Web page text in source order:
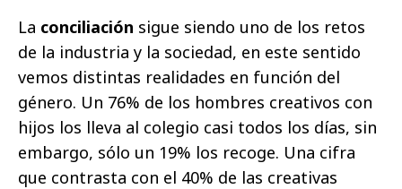
La conciliación sigue siendo uno de los retos
de la industria y la sociedad, en este sentido
vemos distintas realidades en función del
género. Un 76% de los hombres creativos con
hijos los lleva al colegio casi todos los días, sin
embargo, sólo un 19% los recoge. Una cifra
que contrasta con el 40% de las creativas